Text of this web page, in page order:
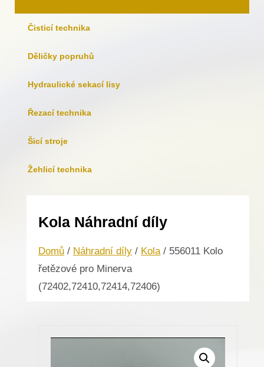
Čisticí technika
Děličky popruhů
Hydraulické sekací lisy
Řezací technika
Šicí stroje
Žehlicí technika
Kola Náhradní díly
Domů / Náhradní díly / Kola / 556011 Kolo
řetězové pro Minerva
(72402,72410,72414,72406)